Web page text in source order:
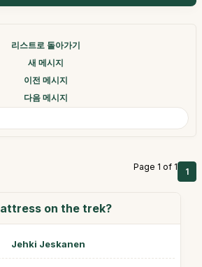
리스트로 돌아가기
새 메시지
이전 메시지
다음 메시지
Page 1 of 1 1
on the trek?
Jehki Jeskanen